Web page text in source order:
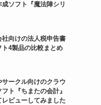
ソフト『魔法陣シリ
社向けの法人税申告書
ト4製品の比較まとめ
サークル向けのクラウ
フト『ちまたの会計』
レビューしてみました